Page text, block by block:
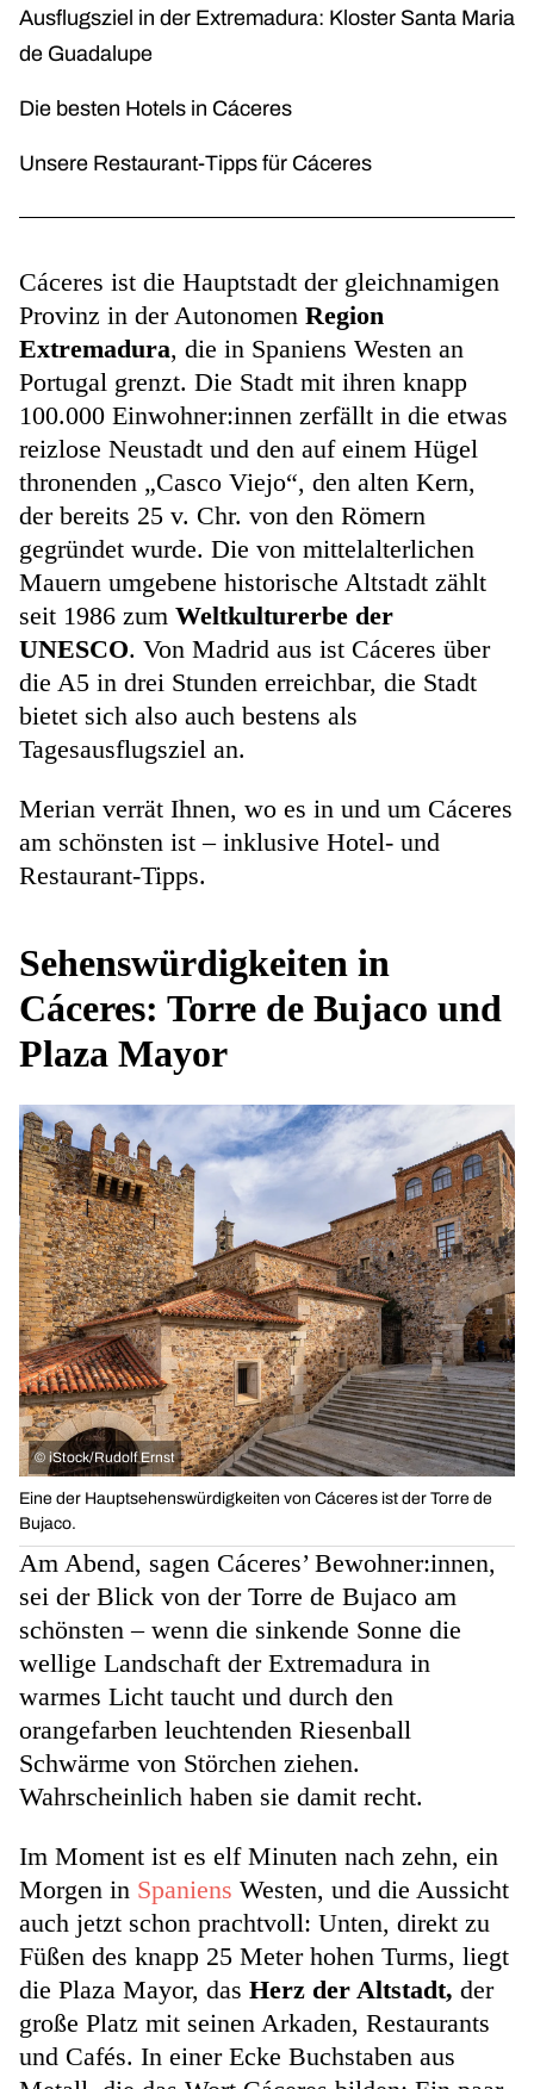
Ausflugsziel in der Extremadura: Kloster Santa Maria
de Guadalupe
Die besten Hotels in Cáceres
Unsere Restaurant-Tipps für Cáceres
Cáceres ist die Hauptstadt der gleichnamigen
Provinz in der Autonomen Region
Extremadura, die in Spaniens Westen an
Portugal grenzt. Die Stadt mit ihren knapp
100.000 Einwohner:innen zerfällt in die etwas
reizlose Neustadt und den auf einem Hügel
thronenden „Casco Viejo“, den alten Kern,
der bereits 25 v. Chr. von den Römern
gegründet wurde. Die von mittelalterlichen
Mauern umgebene historische Altstadt zählt
seit 1986 zum Weltkulturerbe der
UNESCO. Von Madrid aus ist Cáceres über
die A5 in drei Stunden erreichbar, die Stadt
bietet sich also auch bestens als
Tagesausflugsziel an.
Merian verrät Ihnen, wo es in und um Cáceres
am schönsten ist – inklusive Hotel- und
Restaurant-Tipps.
Sehenswürdigkeiten in
Cáceres: Torre de Bujaco und
Plaza Mayor
© iStock/Rudolf Ernst
Eine der Hauptsehenswürdigkeiten von Cáceres ist der Torre de
Bujaco.
Am Abend, sagen Cáceres’ Bewohner:innen,
sei der Blick von der Torre de Bujaco am
schönsten – wenn die sinkende Sonne die
wellige Landschaft der Extremadura in
warmes Licht taucht und durch den
orangefarben leuchtenden Riesenball
Schwärme von Störchen ziehen.
Wahrscheinlich haben sie damit recht.
Im Moment ist es elf Minuten nach zehn, ein
Morgen in Spaniens Westen, und die Aussicht
auch jetzt schon prachtvoll: Unten, direkt zu
Füßen des knapp 25 Meter hohen Turms, liegt
die Plaza Mayor, das Herz der Altstadt, der
große Platz mit seinen Arkaden, Restaurants
und Cafés. In einer Ecke Buchstaben aus